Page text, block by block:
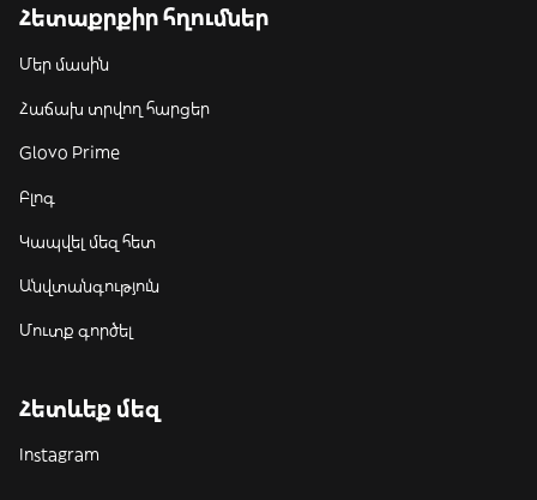
Հետաքրքիր հղումներ
Մեր մասին
Հաճախ տրվող հարցեր
Glovo Prime
Բլոգ
Կապվել մեզ հետ
Անվտանգություն
Մուտք գործել
Հետևեք մեզ
Instagram